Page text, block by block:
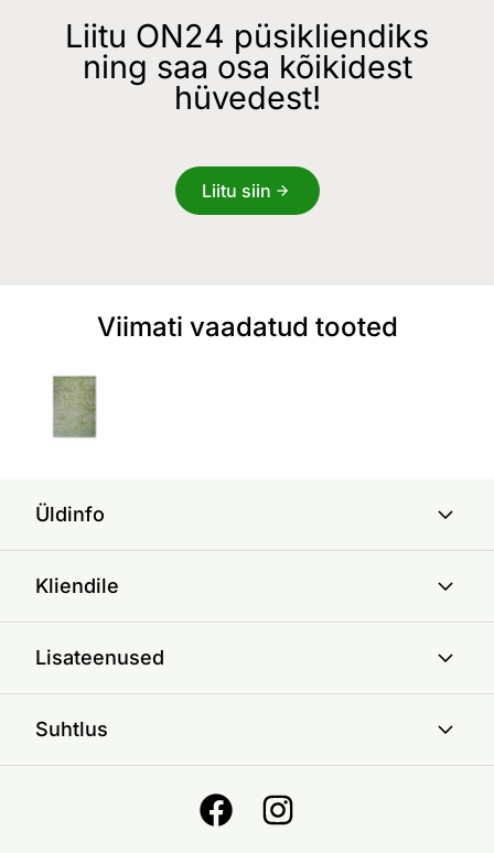
Liitu ON24 püsikliendiks
ning saa osa kõikidest
hüvedest!
Liitu siin
Viimati vaadatud tooted
Üldinfo
Kliendile
Lisateenused
Suhtlus